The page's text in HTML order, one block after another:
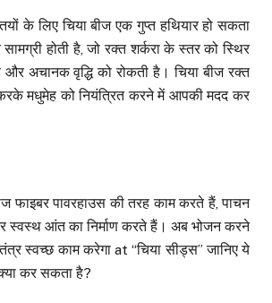
के लिए चिया बीज एक गुप्त हथियार हो सकता
होती है, जो रक्त शर्करा के स्तर को स्थिर
अचानक वृद्धि को रोकती है। चिया बीज रक्त
करके मधुमेह को नियंत्रित करने में आपकी मदद कर
फाइबर पावरहाउस की तरह काम करते हैं, पाचन
स्वस्थ आंत का निर्माण करते हैं। अब भोजन करने
स्वच्छ काम करेगा at “चिया सीड्स” जानिए ये
कर सकता है?